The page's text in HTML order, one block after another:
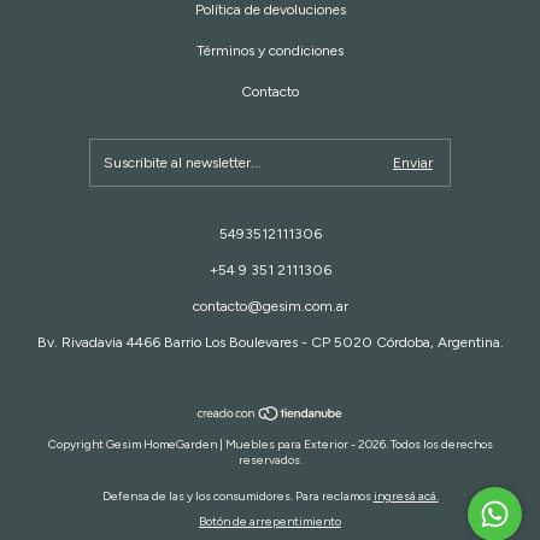
Política de devoluciones
Términos y condiciones
Contacto
5493512111306
+54 9 351 2111306
contacto@gesim.com.ar
Bv. Rivadavia 4466 Barrio Los Boulevares - CP 5020 Córdoba, Argentina.
Copyright Gesim HomeGarden | Muebles para Exterior - 2026. Todos los derechos
reservados.
Defensa de las y los consumidores. Para reclamosingresá acá.
Botón de arrepentimiento